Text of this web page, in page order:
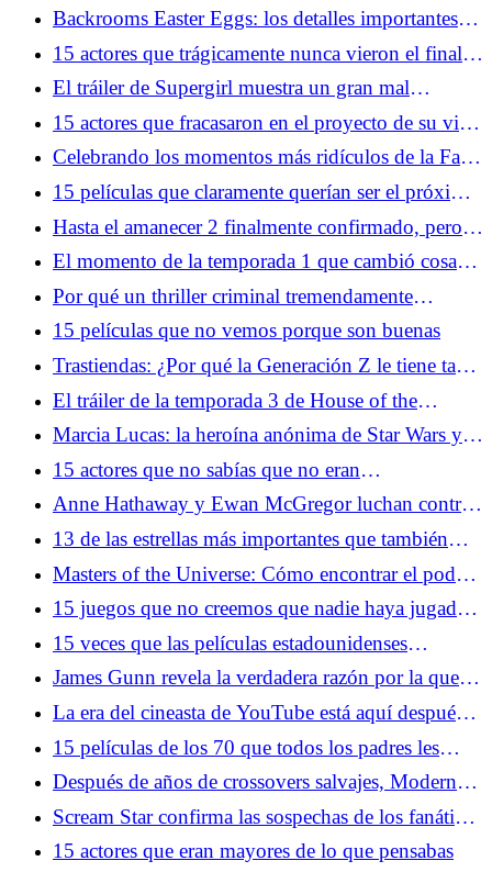
olvidada de Amazon
Backrooms Easter Eggs: los detalles importantes
que configuran más historias
15 actores que trágicamente nunca vieron el final
de la producción
El tráiler de Supergirl muestra un gran mal
mejorado
15 actores que fracasaron en el proyecto de su vida
y nunca regresaron
Celebrando los momentos más ridículos de la Fase
4 del Universo Cinematográfico de Marvel
15 películas que claramente querían ser el próximo
Harry Potter
Hasta el amanecer 2 finalmente confirmado, pero
hay un problema
El momento de la temporada 1 que cambió cosas
más extrañas para siempre
Por qué un thriller criminal tremendamente
subestimado está dominando las ventas de cómics
en este momento
15 películas que no vemos porque son buenas
Trastiendas: ¿Por qué la Generación Z le tiene tanto
miedo a los años 80?
El tráiler de la temporada 3 de House of the
Dragon nos recuerda que gobernar es más difícil
que luchar
Marcia Lucas: la heroína anónima de Star Wars y
mucho más
15 actores que no sabías que no eran
estadounidenses
Anne Hathaway y Ewan McGregor luchan contra
dinosaurios en una película que NO ES Jurassic
Park
13 de las estrellas más importantes que también
están interesadas en Scientology
Masters of the Universe: Cómo encontrar el poder
de Greyskull en 2026
15 juegos que no creemos que nadie haya jugado
hasta el final
15 veces que las películas estadounidenses
fingieron que México era amarillo
James Gunn revela la verdadera razón por la que
Superman y Brainiac tienen problemas
La era del cineasta de YouTube está aquí después
del triunfo de Backrooms y Obsession
15 películas de los 70 que todos los padres les
hicieron ver
Después de años de crossovers salvajes, Modern
Warfare 4 quiere que lo tomen en serio nuevamente
Scream Star confirma las sospechas de los fanáticos
sobre el destino del icónico villano
15 actores que eran mayores de lo que pensabas